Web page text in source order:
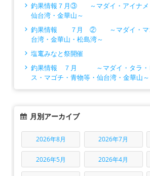
釣果情報７月③ ～マダイ・アイナメ
仙台湾・金華山～
釣果情報 ７月 ② ～マダイ・マゴ
台湾・金華山・松島湾～
塩竃みなと祭開催
釣果情報 ７月 ～マダイ・タラ・
ス・マゴチ・青物等・仙台湾・金華山～
月別アーカイブ
2026年8月 2026年7月
2026年5月 2026年4月